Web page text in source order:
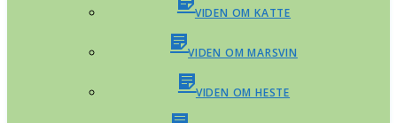
VIDEN OM KATTE
VIDEN OM MARSVIN
VIDEN OM HESTE